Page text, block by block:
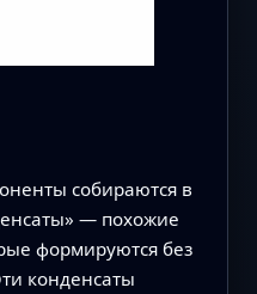
собираются в
— похожие
формируются без
конденсаты